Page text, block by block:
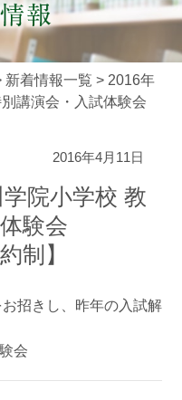
新着情報一覧 > 2016年
講演会・入試体験会
2016年4月11日
院小学校 教
験会
制】
招きし、昨年の入試解
会